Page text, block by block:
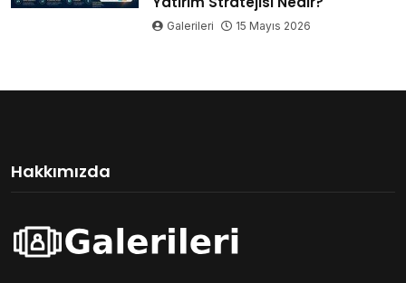
Galerileri 15 Mayıs 2026
Hakkımızda